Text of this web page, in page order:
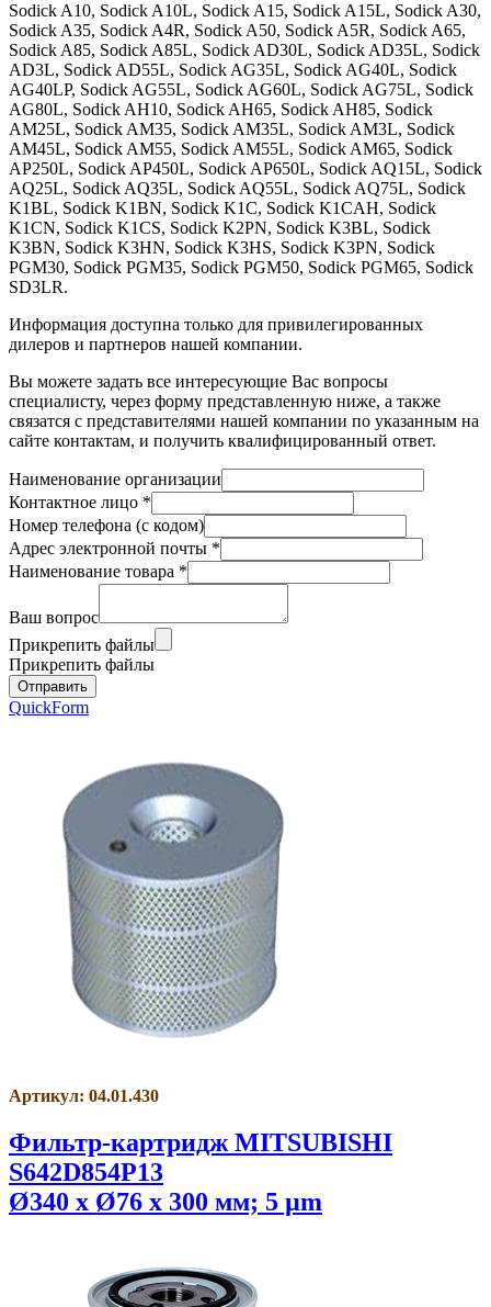
Sodick A10, Sodick A10L, Sodick A15, Sodick A15L, Sodick A30,
Sodick A35, Sodick A4R, Sodick A50, Sodick A5R, Sodick A65,
Sodick A85, Sodick A85L, Sodick AD30L, Sodick AD35L, Sodick
AD3L, Sodick AD55L, Sodick AG35L, Sodick AG40L, Sodick
AG40LP, Sodick AG55L, Sodick AG60L, Sodick AG75L, Sodick
AG80L, Sodick AH10, Sodick AH65, Sodick AH85, Sodick
AM25L, Sodick AM35, Sodick AM35L, Sodick AM3L, Sodick
AM45L, Sodick AM55, Sodick AM55L, Sodick AM65, Sodick
AP250L, Sodick AP450L, Sodick AP650L, Sodick AQ15L, Sodick
AQ25L, Sodick AQ35L, Sodick AQ55L, Sodick AQ75L, Sodick
K1BL, Sodick K1BN, Sodick K1C, Sodick K1CAH, Sodick
K1CN, Sodick K1CS, Sodick K2PN, Sodick K3BL, Sodick
K3BN, Sodick K3HN, Sodick K3HS, Sodick K3PN, Sodick
PGM30, Sodick PGM35, Sodick PGM50, Sodick PGM65, Sodick
SD3LR.
Информация доступна только для привилегированных
дилеров и партнеров нашей компании.
Вы можете задать все интересующие Вас вопросы
специалисту, через форму представленную ниже, а также
связатся с представителями нашей компании по указанным на
сайте контактам, и получить квалифицированный ответ.
Наименование организации
Контактное лицо *
Номер телефона (с кодом)
Адрес электронной почты *
Наименование товара *
Ваш вопрос
Прикрепить файлы
Прикрепить файлы
QuickForm
Артикул: 04.01.430
Фильтр-картридж MITSUBISHI
S642D854P13
Ø340 x Ø76 x 300 мм; 5 µm